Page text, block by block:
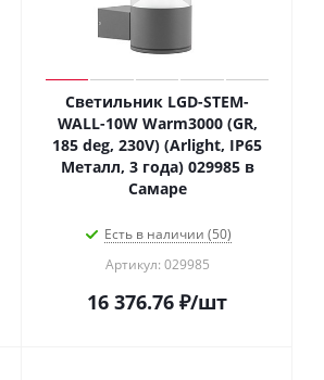
Светильник LGD-STEM-
WALL-10W Warm3000 (GR,
185 deg, 230V) (Arlight, IP65
Металл, 3 года) 029985 в
Самаре
Есть в наличии (50)
Артикул: 029985
16 376.76 ₽/шт